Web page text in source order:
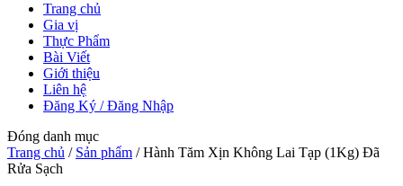
Trang chủ
Gia vị
Thực Phẩm
Bài Viết
Giới thiệu
Liên hệ
Đăng Ký / Đăng Nhập
Đóng danh mục
Trang chủ / Sản phẩm /Hành Tăm Xịn Không Lai Tạp (1Kg) Đã
Rửa Sạch